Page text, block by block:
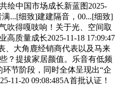
绘中国市场成长新蓝图2025-
...[细致]建建隔音，00...[细致]
吹得嘎吱响！关于光、空间取
质量成长2025-11-18 17:09:47
、大角鹿经销商代表以及马来
？提拔家居颜值。乐音有低频
节阶段，同时全体呈现出“企
11-20 09:08:485A首批认证！